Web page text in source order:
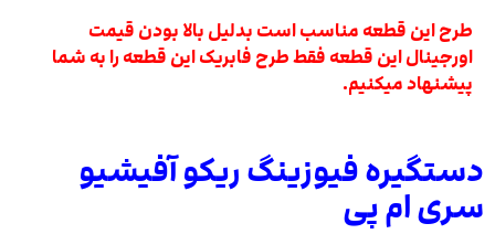
طرح این قطعه مناسب است بدلیل بالا بودن قیمت
اورجینال این قطعه فقط طرح فابریک این قطعه را به شما
پیشنهاد میکنیم.
دستگیره فیوزینگ ریکو آفیشیو
سری ام پی